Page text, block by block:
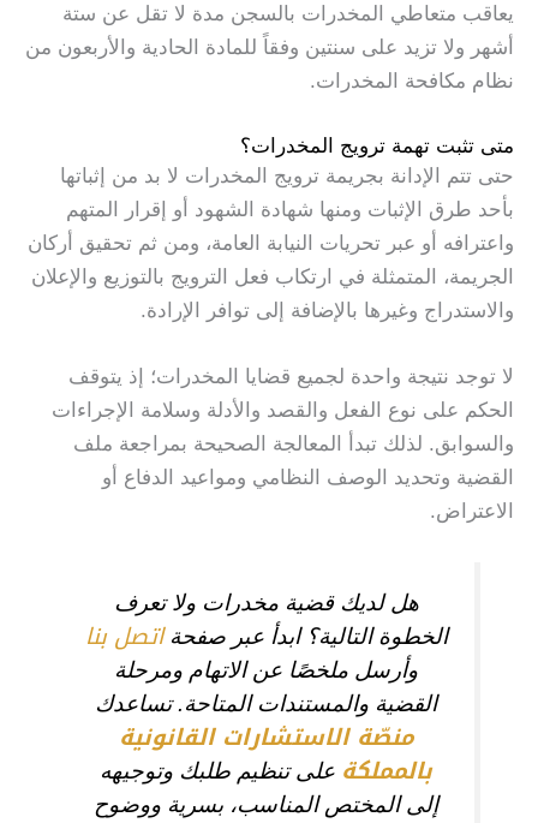
يعاقب متعاطي المخدرات بالسجن مدة لا تقل عن ستة
أشهر ولا تزيد على سنتين وفقاً للمادة الحادية والأربعون من
نظام مكافحة المخدرات.
متى تثبت تهمة ترويج المخدرات؟
حتى تتم الإدانة بجريمة ترويج المخدرات لا بد من إثباتها
بأحد طرق الإثبات ومنها شهادة الشهود أو إقرار المتهم
واعترافه أو عبر تحريات النيابة العامة، ومن ثم تحقيق أركان
الجريمة، المتمثلة في ارتكاب فعل الترويج بالتوزيع والإعلان
والاستدراج وغيرها بالإضافة إلى توافر الإرادة.
لا توجد نتيجة واحدة لجميع قضايا المخدرات؛ إذ يتوقف
الحكم على نوع الفعل والقصد والأدلة وسلامة الإجراءات
والسوابق. لذلك تبدأ المعالجة الصحيحة بمراجعة ملف
القضية وتحديد الوصف النظامي ومواعيد الدفاع أو
الاعتراض.
هل لديك قضية مخدرات ولا تعرف
الخطوة التالية؟ ابدأ عبر صفحةاتصل بنا
وأرسل ملخصًا عن الاتهام ومرحلة
القضية والمستندات المتاحة. تساعدك
منصّة الاستشارات القانونية
بالمملكة على تنظيم طلبك وتوجيهه
إلى المختص المناسب، بسرية ووضوح